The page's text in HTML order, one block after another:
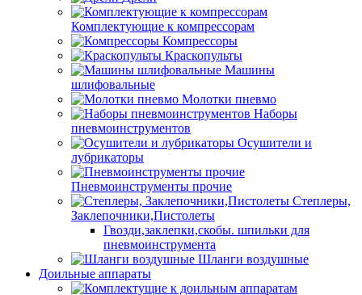
Комплектующие к компрессорам
Компрессоры
Краскопульты
Машины
шлифовальные
Молотки пневмо
Наборы
пневмоинструментов
Осушители и
лубрикаторы
Пневмоинструменты прочие
Степлеры,
Заклепочники,Пистолеты
Гвозди,заклепки,скобы. шпильки для
пневмоинструмента
Шланги воздушные
Доильные аппараты